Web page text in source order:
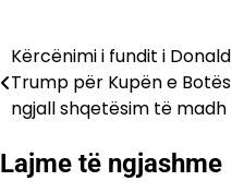
Lëvizje
te
Kërcënimi i fundit i Donald
Trump për Kupën e Botës
ngjall shqetësim të madh
Lajme të ngjashme